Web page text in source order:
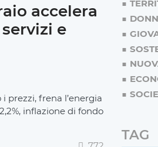
accelera
servizi e
prezzi, frena l’energia
inflazione di fondo
TAG